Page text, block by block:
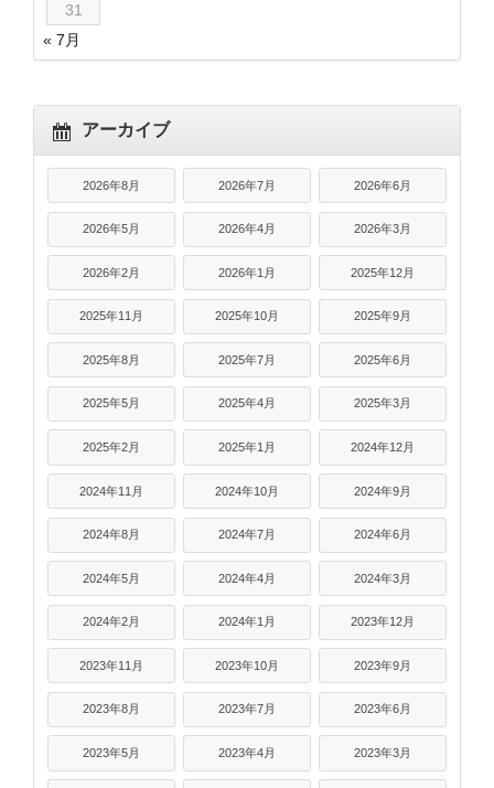
31
« 7月
アーカイブ
2026年8月 2026年7月 2026年6月
2026年5月 2026年4月 2026年3月
2026年2月 2026年1月 2025年12月
2025年11月 2025年10月 2025年9月
2025年8月 2025年7月 2025年6月
2025年5月 2025年4月 2025年3月
2025年2月 2025年1月 2024年12月
2024年11月 2024年10月 2024年9月
2024年8月 2024年7月 2024年6月
2024年5月 2024年4月 2024年3月
2024年2月 2024年1月 2023年12月
2023年11月 2023年10月 2023年9月
2023年8月 2023年7月 2023年6月
2023年5月 2023年4月 2023年3月